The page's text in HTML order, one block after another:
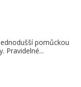
pomůckou
Pravidelné...